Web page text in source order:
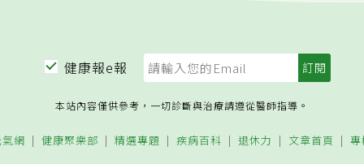
健康報e報
本站內容僅供參考，一切診斷與治療請遵從醫師指導。
網 健康聚樂部 精選專題 疾病百科 退休力 文章首頁